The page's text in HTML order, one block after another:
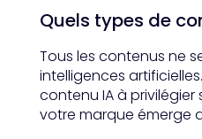
Quels types de
Tous les contenus ne
intelligences
contenu IA à privilégier
votre marque émerge